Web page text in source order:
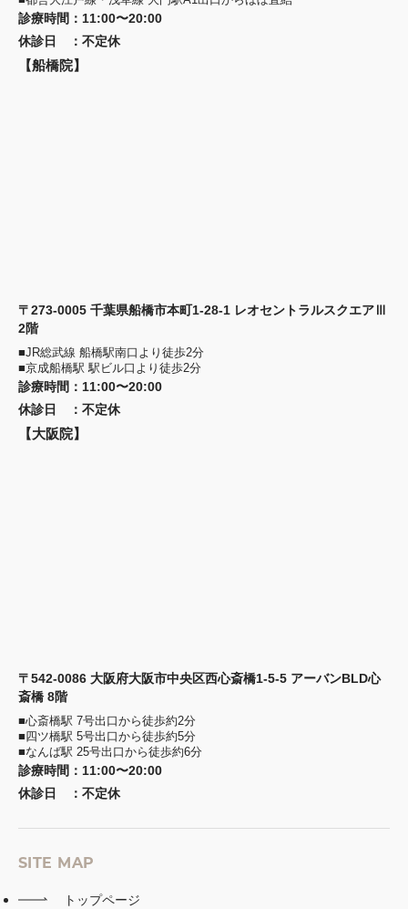
診療時間 ： 11:00〜20:00
休診日
： 不定休
【船橋院】
〒273-0005 千葉県船橋市本町1-28-1 レオセントラルスクエアⅢ
2階
■JR総武線 船橋駅南口より徒歩2分
■京成船橋駅 駅ビル口より徒歩2分
診療時間 ： 11:00〜20:00
休診日
： 不定休
【大阪院】
〒542-0086 大阪府大阪市中央区西心斎橋1-5-5 アーバンBLD心
斎橋 8階
■心斎橋駅 7号出口から徒歩約2分
■四ツ橋駅 5号出口から徒歩約5分
■なんば駅 25号出口から徒歩約6分
診療時間 ： 11:00〜20:00
休診日
： 不定休
SITE MAP
トップページ